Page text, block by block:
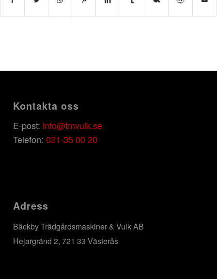
Kontakta oss
E-post: info@tmvulk.se
Telefon: 021-35 00 20
Adress
Bäckby Trädgårdsmaskiner & Vulk AB
Hejargränd 2, 721 33 Västerås